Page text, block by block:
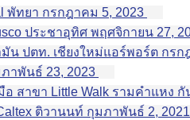
พัทยา กรกฎาคม 5, 2023
ประชาอุทิศ พฤศจิกายน 27,
น ปตท. เชียงใหม่แอร์พอร์ต กรก
าพันธ์ 23, 2023
สาขา Little Walk รามคำแหง กั
ติวานนท์ กุมภาพันธ์ 2, 2021